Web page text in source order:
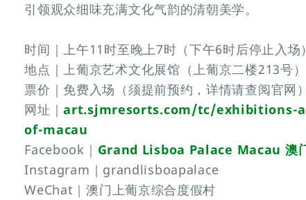
引领观众细味充满文化气韵的清朝美学。
时间｜上午11时至晚上7时（下午6时后停止入场）
地点｜上葡京艺术文化展馆（上葡京二楼213号）
票价｜免费入场（须提前预约，详情请查阅官网）
网址｜art.sjmresorts.com/tc/exhibitions-
of-macau
Facebook｜ Grand Lisboa Palace Macau 澳
Instagram｜grandlisboapalace
WeChat｜澳门上葡京综合度假村